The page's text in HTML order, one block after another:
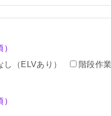
）
し（ELVあり）
階段作
）